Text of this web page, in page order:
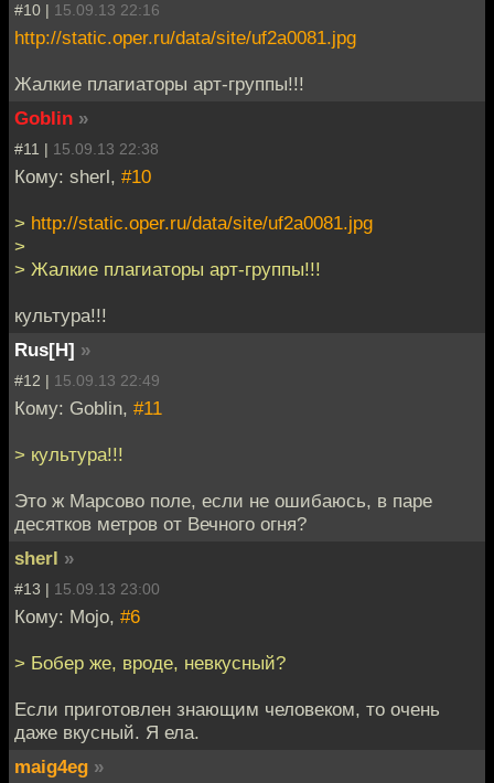
#10 | 15.09.13 22:16
http://static.oper.ru/data/site/uf2a0081.jpg
Жалкие плагиаторы арт-группы!!!
Goblin »
#11 | 15.09.13 22:38
Кому: sherl, #10
> http://static.oper.ru/data/site/uf2a0081.jpg
>
> Жалкие плагиаторы арт-группы!!!
культура!!!
Rus[H] »
#12 | 15.09.13 22:49
Кому: Goblin, #11
> культура!!!
Это ж Марсово поле, если не ошибаюсь, в паре
десятков метров от Вечного огня?
sherl »
#13 | 15.09.13 23:00
Кому: Mojo, #6
> Бобер же, вроде, невкусный?
Если приготовлен знающим человеком, то очень
даже вкусный. Я ела.
maig4eg »